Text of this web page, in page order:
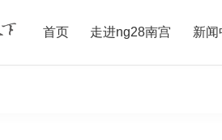
首页 走进ng28南宫 新闻